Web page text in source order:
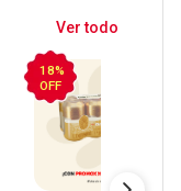
Ver todo
18%
OFF